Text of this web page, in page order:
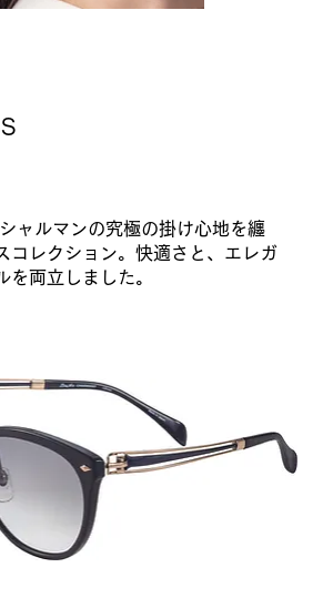
ャルマンの​究極の掛け心地を纏
コレクション。快適さと、エレガ
を両立しました。